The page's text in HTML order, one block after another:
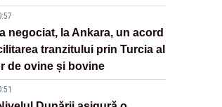
negociat, la Ankara, un acord
tranzitului prin Turcia al
de ovine și bovine